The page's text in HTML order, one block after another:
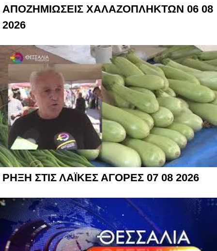
ΑΠΟΖΗΜΙΩΣΕΙΣ ΧΑΛΑΖΟΠΛΗΚΤΩΝ 06 08
2026
ΡΗΞΗ ΣΤΙΣ ΛΑΪΚΕΣ ΑΓΟΡΕΣ 07 08 2026